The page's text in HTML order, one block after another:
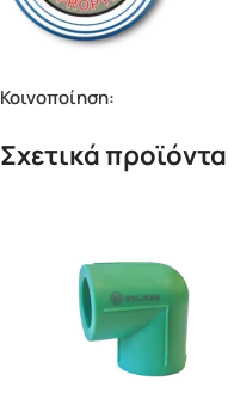
Κοινοποίηση:
Σχετικά προϊόντα